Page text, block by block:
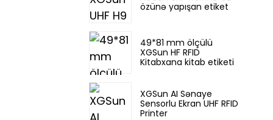
özünə yapışan etiket
49*81 mm ölçülü
XGSun HF RFID
Kitabxana kitab etiketi
XGSun AI Sənaye
Sensorlu Ekran UHF RFID
Printer